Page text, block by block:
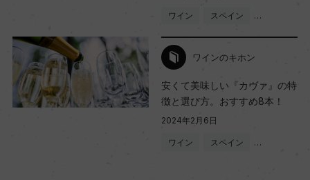
ワイン スペイン …
ワインのキホン
安くて美味しい『カヴァ』の特
徴と選び方。おすすめ8本！
2024年2月6日
ワイン スペイン …